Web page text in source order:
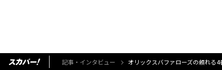
記事・インタビュー オリックスバファローズの頼れる